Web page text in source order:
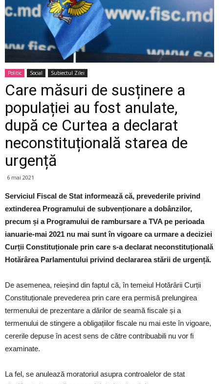
Politic Social Subiectul Zilei
Care măsuri de susținere a
populației au fost anulate,
după ce Curtea a declarat
neconstituțională starea de
urgență
6 mai 2021
Serviciul Fiscal de Stat informează că, prevederile privind
extinderea Programului de subvenționare a dobânzilor,
precum și a Programului de rambursare a TVA pe perioada
ianuarie-mai 2021 nu mai sunt în vigoare ca urmare a deciziei
Curții Constituționale prin care s-a declarat neconstituțională
Hotărârea Parlamentului privind declararea stării de urgență.
De asemenea, reieșind din faptul că, în temeiul Hotărârii Curții
Constituționale prevederea prin care era permisă prelungirea
termenului de prezentare a dărilor de seamă fiscale și a
termenului de stingere a obligațiilor fiscale nu mai este în vigoare,
cererile depuse în acest sens de către contribuabili nu vor fi
examinate.
La fel, se anulează moratoriul asupra controalelor de stat